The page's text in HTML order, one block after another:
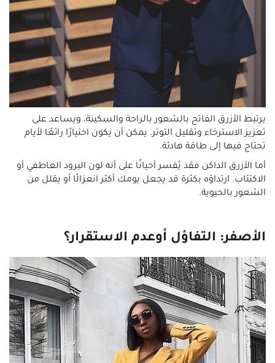
يرتبط الأزرق الفاتح بالشعور بالراحة والسكينة، ويساعد على
تعزيز الاسترخاء وتقليل التوتر. يمكن أن يكون اختيارًا رائعًا لأيام
تحتاج فيها إلى طاقة هادئة.
أما الأزرق الداكن فقد يُفسر أحيانًا على أنه لون البرود العاطفي أو
الاكتئاب. ارتداؤه بكثرة قد يجعل يومك أكثر انعزالًا أو يقلل من
الشعور بالحيوية.
الأصفر: التفاؤل أوعدم الاستقرار؟